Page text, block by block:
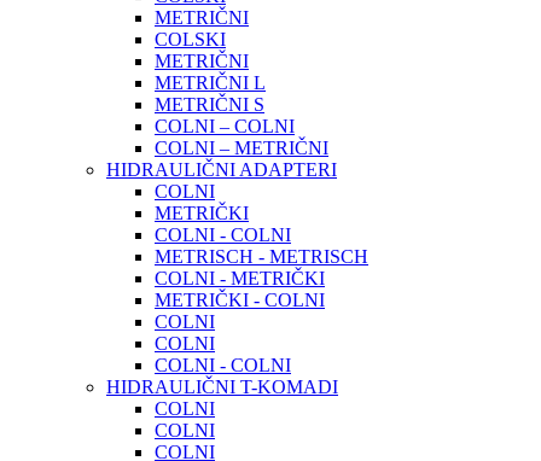
METRIČNI
COLSKI
METRIČNI
METRIČNI L
METRIČNI S
COLNI – COLNI
COLNI – METRIČNI
HIDRAULIČNI ADAPTERI
COLNI
METRIČKI
COLNI - COLNI
METRISCH - METRISCH
COLNI - METRIČKI
METRIČKI - COLNI
COLNI
COLNI
COLNI - COLNI
HIDRAULIČNI T-KOMADI
COLNI
COLNI
COLNI